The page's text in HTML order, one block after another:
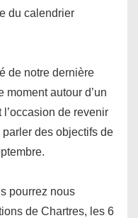
du calendrier
de notre dernière
autour d’un
de revenir
des objectifs de
pourrez nous
de Chartres, les 6